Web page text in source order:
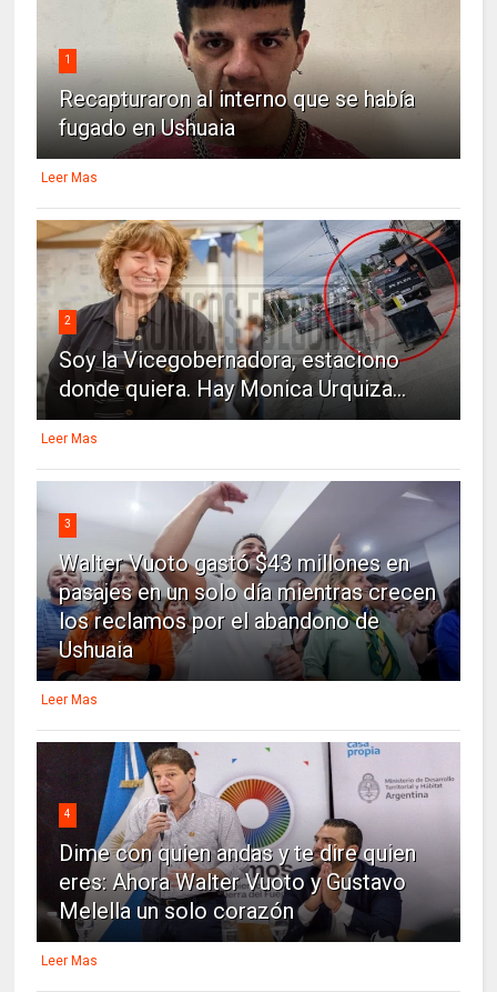
1
Recapturaron al interno que se había
fugado en Ushuaia
Leer Mas
2
Soy la Vicegobernadora, estaciono
donde quiera. Hay Monica Urquiza...
Leer Mas
3
Walter Vuoto gastó $43 millones en
pasajes en un solo día mientras crecen
los reclamos por el abandono de
Ushuaia
Leer Mas
4
Dime con quien andas y te dire quien
eres: Ahora Walter Vuoto y Gustavo
Melella un solo corazón
Leer Mas